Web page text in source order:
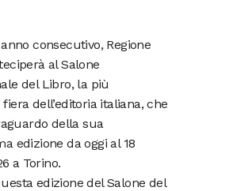
consecutivo, Regione
al Salone
del Libro, la più
dell’editoria italiana, che
della sua
edizione da oggi al 18
a Torino.
edizione del Salone del